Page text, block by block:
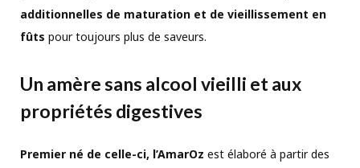
additionnelles de maturation et de vieillissement en
fûts pour toujours plus de saveurs.
Un amère sans alcool vieilli et aux
propriétés digestives
Premier né de celle-ci, l’AmarOz est élaboré à partir des